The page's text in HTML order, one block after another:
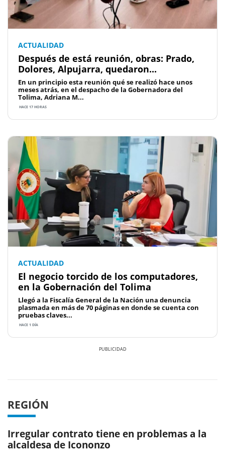
ACTUALIDAD
Después de está reunión, obras: Prado,
Dolores, Alpujarra, quedaron...
En un principio esta reunión qué se realizó hace unos
meses atrás, en el despacho de la Gobernadora del
Tolima, Adriana M...
HACE 17 HORAS
ACTUALIDAD
El negocio torcido de los computadores,
en la Gobernación del Tolima
Llegó a la Fiscalía General de la Nación una denuncia
plasmada en más de 70 páginas en donde se cuenta con
pruebas claves...
HACE 1 DÍA
REGIÓN
Irregular contrato tiene en problemas a la
alcaldesa de Icononzo